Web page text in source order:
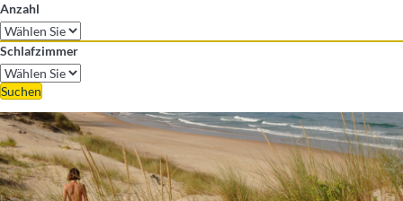
Anzahl
Schlafzimmer
Suchen